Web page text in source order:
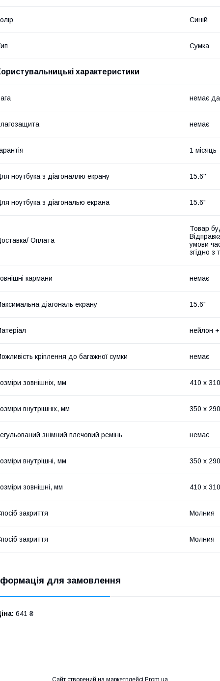
Синій
Сумка
характеристики
немає
немає
1 місяць
ноутбука з діагоналлю екрану 15.6''
ноутбука з діагональю екрана 15.6"
Оплата
Товар
умови
згідно
кармани немає
діагональ екрану 15.6"
нейлон +
кріплення до багажної сумки немає
зовнішніх, мм 410 x
внутрішніх, мм 350 x
знімний плечовий ремінь немає
внутрішні, мм 350 x
зовнішні, мм 410 x
закриття Молния
закриття Молния
для замовлення
641 ₴
Сайт створений на маркетплейсі Prom.ua